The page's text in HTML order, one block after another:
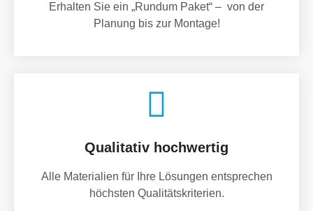
Erhalten Sie ein „Rundum Paket“ – von der
Planung bis zur Montage!
Qualitativ hochwertig
Alle Materialien für Ihre Lösungen entsprechen
höchsten Qualitätskriterien.